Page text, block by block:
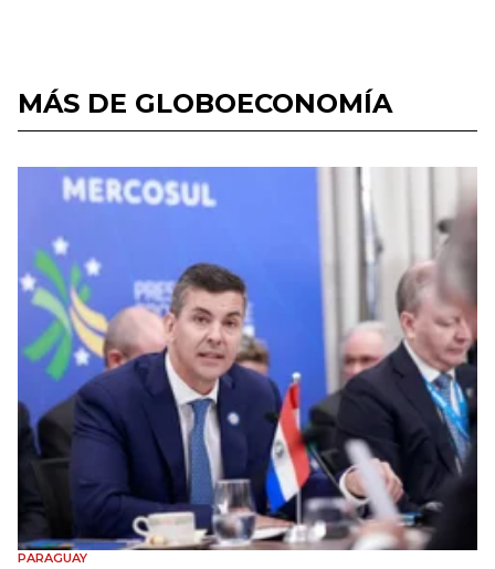
MÁS DE GLOBOECONOMÍA
PARAGUAY